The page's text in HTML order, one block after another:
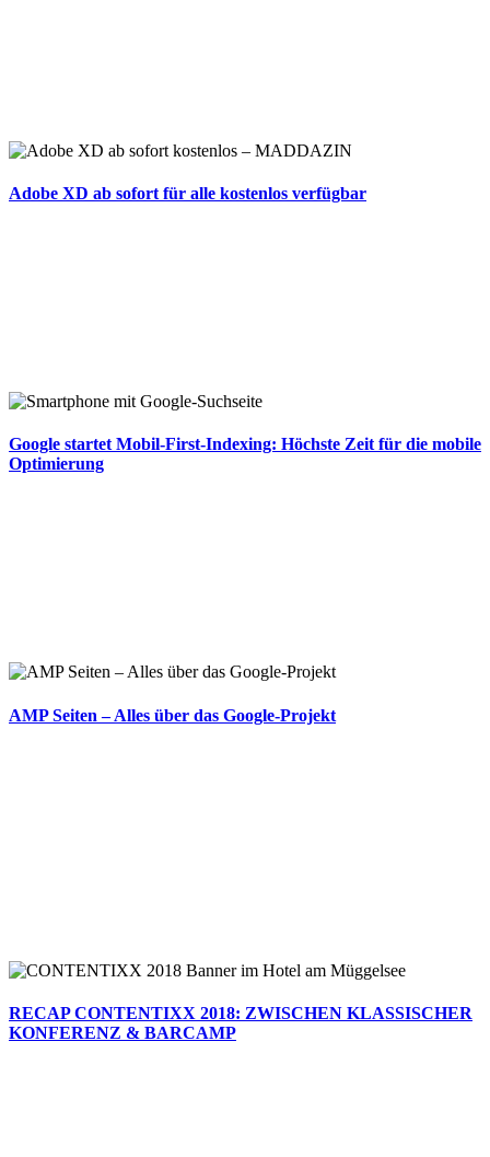
Adobe XD ab sofort für alle kostenlos verfügbar
Google startet Mobil-First-Indexing: Höchste Zeit für die mobile
Optimierung
AMP Seiten – Alles über das Google-Projekt
RECAP CONTENTIXX 2018: ZWISCHEN KLASSISCHER
KONFERENZ & BARCAMP